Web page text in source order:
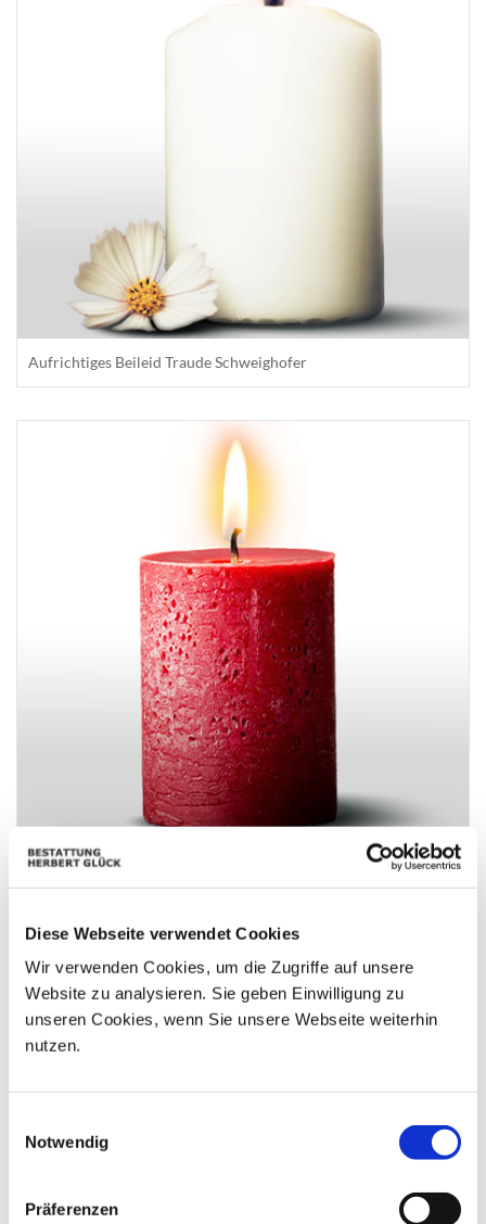
Diese Webseite verwendet Cookies
Wir verwenden Cookies, um die Zugriffe auf unsere
Website zu analysieren. Sie geben Einwilligung zu
unseren Cookies, wenn Sie unsere Webseite weiterhin
nutzen.
Notwendig
Präferenzen
Aufrichtiges Beileid Traude Schweighofer
Herzliches Beileid. Roswitha u. Michael Leodolter.